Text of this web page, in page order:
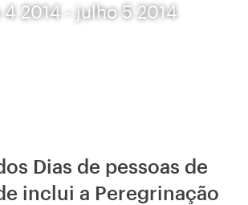
2014 - julho 5 2014
Dias de pessoas de
inclui a Peregrinação